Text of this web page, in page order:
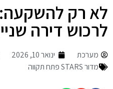
לא רק
לרכוש דירה
מערכת ינואר 10, 2026
מדור STARS פתח תקווה